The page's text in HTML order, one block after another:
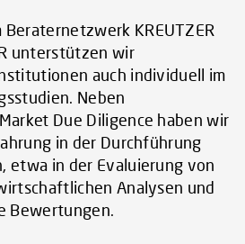
Beraternetzwerk KREUTZER
unterstützen wir
auch individuell im
Neben
Due Diligence haben wir
in der Durchführung
etwa in der Evaluierung von
Analysen und
Bewertungen.